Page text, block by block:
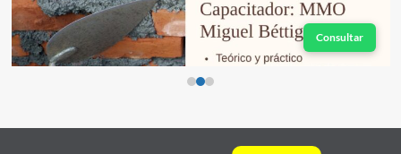
Consultar